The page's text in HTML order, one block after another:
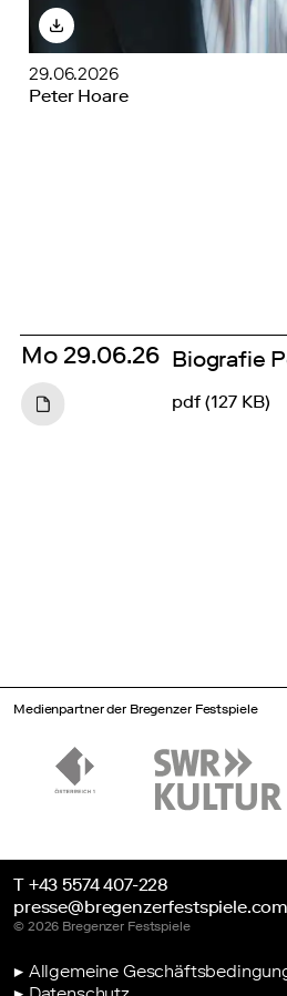
29.06.2026
Peter Hoare
Mo 29.06.26 Biografie
pdf (127 KB)
Medienpartner der Bregenzer Festspiele
T +43 5574 407-228
presse@bregenzerfestspiele.com
© 2026 Bregenzer Festspiele
▶ Allgemeine